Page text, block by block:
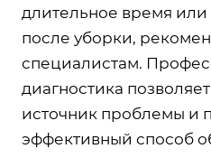
длительное время или
после уборки,
специалистам.
диагностика
источник проблемы и
эффективный способ